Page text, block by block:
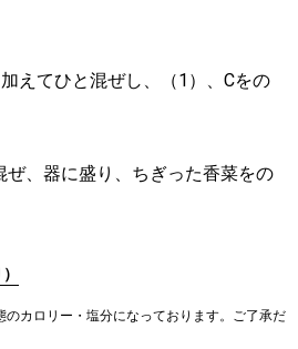
えてひと混ぜし、（1）、Cをの
、器に盛り、ちぎった香菜をの
カロリー・塩分になっております。ご了承だ